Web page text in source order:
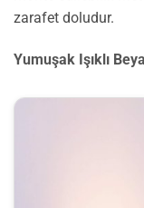
zarafet doludur.
Yumuşak Işıklı